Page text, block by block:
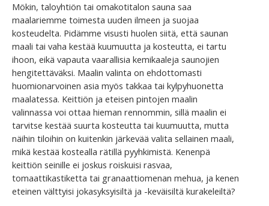
Mökin, taloyhtiön tai omakotitalon sauna saa
maalariemme toimesta uuden ilmeen ja suojaa
kosteudelta. Pidämme visusti huolen siitä, että saunan
maali tai vaha kestää kuumuutta ja kosteutta, ei tartu
ihoon, eikä vapauta vaarallisia kemikaaleja saunojien
hengitettäväksi. Maalin valinta on ehdottomasti
huomionarvoinen asia myös takkaa tai kylpyhuonetta
maalatessa. Keittiön ja eteisen pintojen maalin
valinnassa voi ottaa hieman rennommin, sillä maalin ei
tarvitse kestää suurta kosteutta tai kuumuutta, mutta
näihin tiloihin on kuitenkin järkevää valita sellainen maali,
mikä kestää kostealla rätillä pyyhkimistä. Kenenpä
keittiön seinille ei joskus roiskuisi rasvaa,
tomaattikastiketta tai granaattiomenan mehua, ja kenen
eteinen välttyisi jokasyksyisiltä ja -keväisiltä kurakeleiltä?